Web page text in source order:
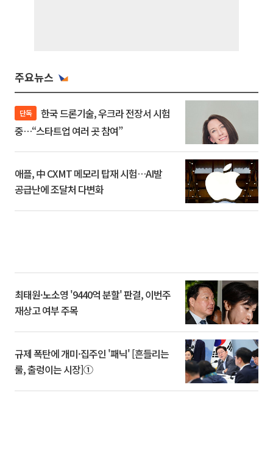
주요뉴스
단독
중…“스타트업 여러 곳 참여”
애플, 中 CXMT 메모리 탑재 시험…AI발
공급난에 조달처 다변화
최태원·노소영 '9440억 분할' 판결, 이번주
재상고 여부 주목
규제 폭탄에 개미·집주인 '패닉' [흔들리는
룰, 출렁이는 시장]①